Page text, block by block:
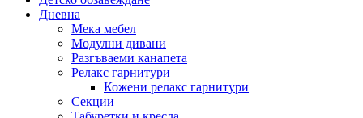
Дневна
Мека мебел
Модулни дивани
Разгъваеми канапета
Релакс гарнитури
Кожени релакс гарнитури
Секции